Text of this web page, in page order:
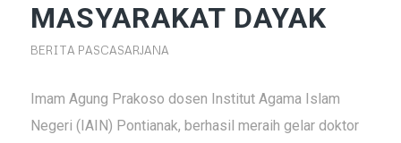
MASYARAKAT DAYAK
BERITA PASCASARJANA
Imam Agung Prakoso dosen Institut Agama Islam
Negeri (IAIN) Pontianak, berhasil meraih gelar doktor